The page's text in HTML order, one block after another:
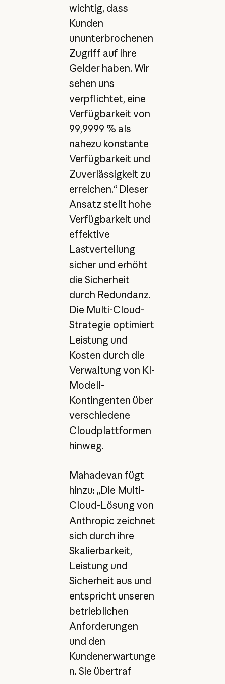
wichtig, dass
Kunden
ununterbrochenen
Zugriff auf ihre
Gelder haben. Wir
sehen uns
verpflichtet, eine
Verfügbarkeit von
99,9999 % als
nahezu konstante
Verfügbarkeit und
Zuverlässigkeit zu
erreichen.“ Dieser
Ansatz stellt hohe
Verfügbarkeit und
effektive
Lastverteilung
sicher und erhöht
die Sicherheit
durch Redundanz.
Die Multi-Cloud-
Strategie optimiert
Leistung und
Kosten durch die
Verwaltung von KI-
Modell-
Kontingenten über
verschiedene
Cloudplattformen
hinweg.
Mahadevan fügt
hinzu: „Die Multi-
Cloud-Lösung von
Anthropic zeichnet
sich durch ihre
Skalierbarkeit,
Leistung und
Sicherheit aus und
entspricht unseren
betrieblichen
Anforderungen
und den
Kundenerwartunge
n. Sie übertraf